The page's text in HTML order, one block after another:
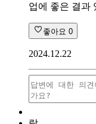
업에 좋은 결과
좋아요 0
2024.12.22